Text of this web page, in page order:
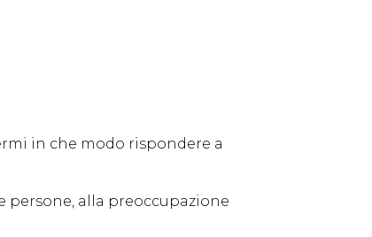
in che modo rispondere a
persone, alla preoccupazione